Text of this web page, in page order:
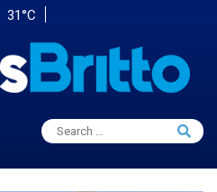
31°C
Search
for:
Search